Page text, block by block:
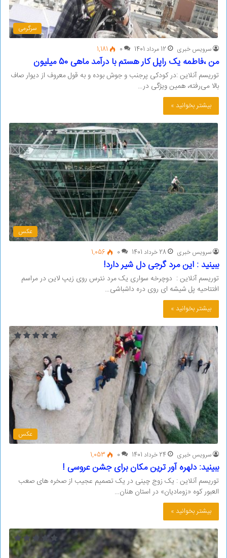
سرگرمی
سرویس خبری 12 مرداد 1401 0
1,181
من ،فاطمه یک راپل کار هستم با درآمد ماهی 50 میلیون
توریسم آنلاین :در کودکی پرجنب و جوش بوده و به قول معروف از دیوار صاف
بالا می‌رفته، همین ویژگی در…
بیشتر بخوانید »
عکس
سرویس خبری 28 خرداد 1401 0
1,056
ببینید : این مرد گرجی دل شیر دارد!
توریسم آنلاین : دوچرخه سواری یک مرد نترس روی زیپ لاین در مراسم
افتتاحیه پل شیشه ای روی دره داشباشی…
بیشتر بخوانید »
عکس
سرویس خبری 24 خرداد 1401 0
1,053
ببینید: دلهره آور ترین مکان برای جشن عروسی !
توریسم آنلاین : یک زوج چینی در یک تصمیم عجیب از صخره های صعب
العبور کوه «زومادیان» در استان هنان…
بیشتر بخوانید »